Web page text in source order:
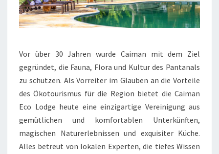
Vor über 30 Jahren wurde Caiman mit dem Ziel
gegründet, die Fauna, Flora und Kultur des Pantanals
zu schützen. Als Vorreiter im Glauben an die Vorteile
des Ökotourismus für die Region bietet die Caiman
Eco Lodge heute eine einzigartige Vereinigung aus
gemütlichen und komfortablen Unterkünften,
magischen Naturerlebnissen und exquisiter Küche.
Alles betreut von lokalen Experten, die tiefes Wissen